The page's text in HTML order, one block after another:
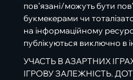
пов’язані/можуть бути
букмекерами чи
на інформаційному
публікуються виключно в
УЧАСТЬ В АЗАРТНИХ
ІГРОВУ ЗАЛЕЖНІСТЬ.